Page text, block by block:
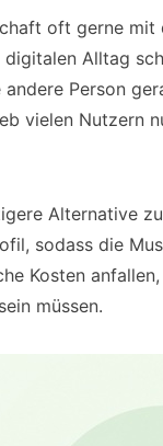
oft gerne mit
Alltag
Person
vielen Nutzern
Alternative
sodass die
Kosten
müssen.